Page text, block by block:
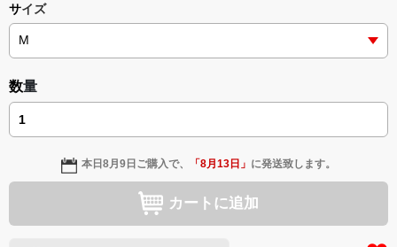
サイズ
数量
本日8月9日 ご購入で、 「8月13日 」 に発送致します。
カートに追加